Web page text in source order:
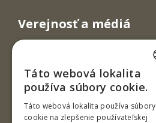
Verejnosť a médiá
Táto webová lokalita
používa súbory cookie.
Táto webová lokalita používa súbory
cookie na zlepšenie používateľskej